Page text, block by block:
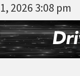
2026 3:08 pm